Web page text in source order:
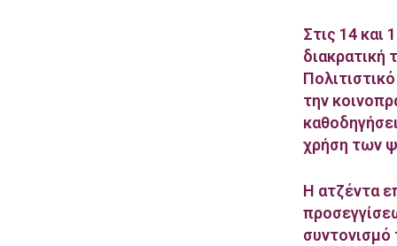
Στις 14 και
την
χρήση των
Η ατζέντα